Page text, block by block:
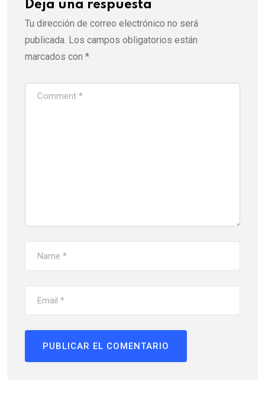
Deja una respuesta
Tu dirección de correo electrónico no será
publicada. Los campos obligatorios están
marcados con *